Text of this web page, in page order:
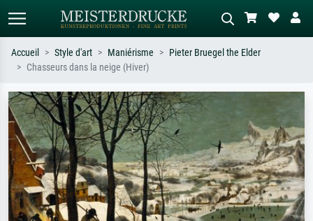
Recherchez par artiste, titre ou style –
ex. Monet, Nuit étoilée,
impressionnisme, vague de Hokusai,
nu.
Décrivez la scène – ex. prairie verte,
abstrait avec beaucoup de rouge,
tableau sombre, nu debout près d'un
arbre.
Accueil Style d'art Maniérisme
Pieter Bruegel the Elder
Chasseurs dans la neige (Hiver)